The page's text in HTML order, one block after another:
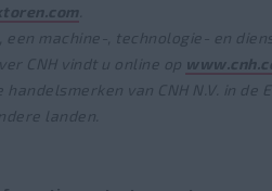
een machine-, technologie- en
CNH vindt u online op
van CNH N.V. in de
landen.